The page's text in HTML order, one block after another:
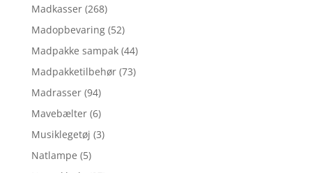
Madkasser (268)
Madopbevaring (52)
Madpakke sampak (44)
Madpakketilbehør (73)
Madrasser (94)
Mavebælter (6)
Musiklegetøj (3)
Natlampe (5)